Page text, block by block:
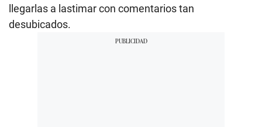
llegarlas a lastimar con comentarios tan
desubicados.